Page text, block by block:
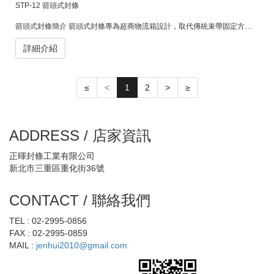
STP-12 箭頭式封條
箭頭式封條簡介 箭頭式封條專為超商物流箱設計，取代傳統束帶固定方式。其插扣式結構能快速安裝與拆卸，不需割束帶，避免損壞箱體，外觀整齊美觀，提升物流效率與包裝質感。
詳細介紹
≤ < 1 2 > ≥
ADDRESS / 店家資訊
正暉封條工業有限公司
新北市三重區重化街36號
CONTACT / 聯絡我們
TEL : 02-2995-0856
FAX : 02-2995-0859
MAIL : jenhui2010@gmail.com